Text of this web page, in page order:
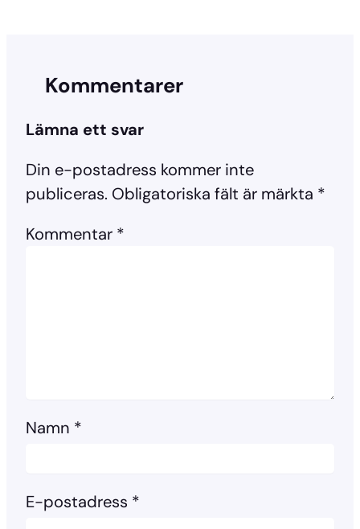
Kommentarer
Lämna ett svar
Din e-postadress kommer inte
publiceras. Obligatoriska fält är märkta *
Kommentar *
Namn *
E-postadress *